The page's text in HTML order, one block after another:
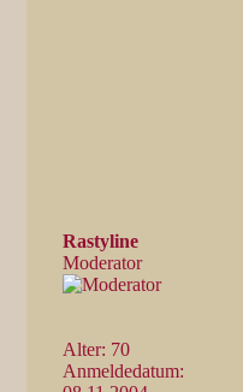
Rastyline
Moderator
Alter: 70
Anmeldedatum: